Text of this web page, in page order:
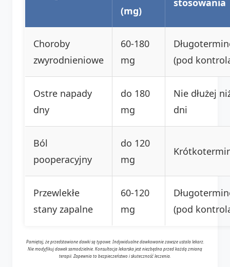
(mg)
Choroby
zwyrodnieniowe
60-180
mg
(pod
Ostre napady
dny
do 180
mg
Nie dłużej
dni
Ból
pooperacyjny
do 120
mg
Przewlekłe
stany zapalne
60-120
mg
(pod
Pamiętaj, że przedstawione dawki są typowe. Indywidualne dawkowanie zawsze ustala lekarz.
Nie modyfikuj dawek samodzielnie. Konsultacja lekarska jest niezbędna przed każdą zmianą
terapii. Zapewnia to bezpieczeństwo i skuteczność leczenia.